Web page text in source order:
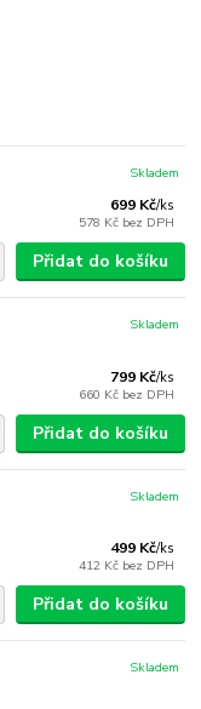
699 Kč/ks
578 Kč bez DPH
Skladem
Přidat do košíku
799 Kč/ks
660 Kč bez DPH
Skladem
Přidat do košíku
499 Kč/ks
412 Kč bez DPH
Skladem
Přidat do košíku
Skladem